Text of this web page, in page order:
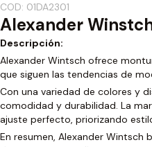
COD: 01DA2301
Alexander
Descripción:
Alexander Wintsch ofrece
que siguen las tendencias de
Con una variedad de colores y
comodidad y durabilidad. La
ajuste perfecto, priorizando
En resumen, Alexander